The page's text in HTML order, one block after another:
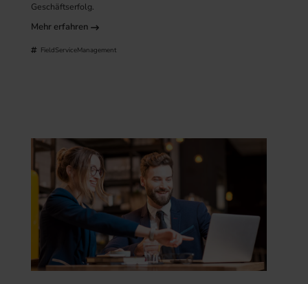
Geschäftserfolg.
Mehr erfahren
FieldServiceManagement